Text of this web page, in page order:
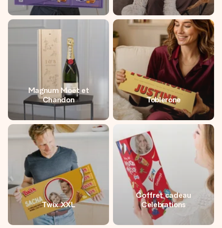
Magnum Moët et
Chandon
Toblerone
Twix XXL
Coffret cadeau
Celebrations